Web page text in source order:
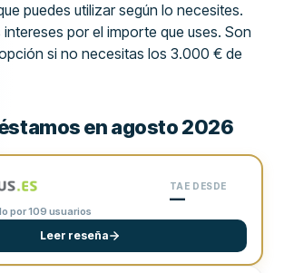
puedes utilizar según lo necesites.
por el importe que uses. Son
si no necesitas los 3.000 € de
en agosto 2026
por 109 usuarios
TAE DESDE
—
Leer reseña